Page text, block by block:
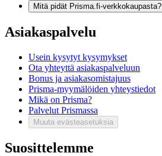
Mitä pidät Prisma.fi-verkkokaupasta?
Asiakaspalvelu
Usein kysytyt kysymykset
Ota yhteyttä asiakaspalveluun
Bonus ja asiakasomistajuus
Prisma-myymälöiden yhteystiedot
Mikä on Prisma?
Palvelut Prismassa
Muuta evästeasetuksia
Suosittelemme